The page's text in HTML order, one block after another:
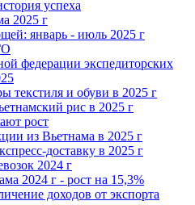
успеха
2025 г
январь - июль 2025 г
федерации экспедиторских
текстиля и обуви в 2025 г
рис в 2025 г
рост
из Вьетнама в 2025 г
доставку в 2025 г
2024 г
2024 г - рост на 15,3%
доходов от экспорта